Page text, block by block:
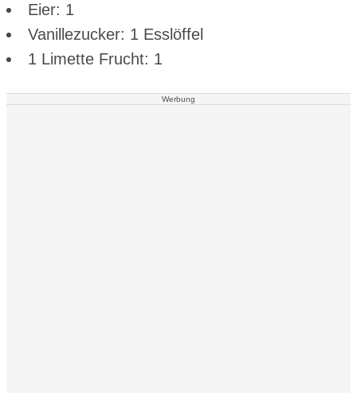
Eier: 1
Vanillezucker: 1 Esslöffel
1 Limette Frucht: 1
Werbung